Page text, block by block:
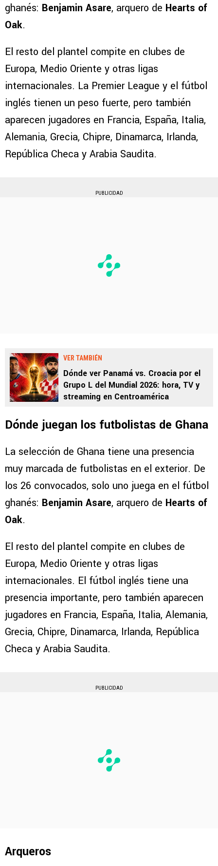
ghanés: Benjamin Asare, arquero de Hearts of
Oak.
El resto del plantel compite en clubes de
Europa, Medio Oriente y otras ligas
internacionales. La Premier League y el fútbol
inglés tienen un peso fuerte, pero también
aparecen jugadores en Francia, España, Italia,
Alemania, Grecia, Chipre, Dinamarca, Irlanda,
República Checa y Arabia Saudita.
PUBLICIDAD
VER TAMBIÉN
Dónde ver Panamá vs. Croacia por el
Grupo L del Mundial 2026: hora, TV y
streaming en Centroamérica
Dónde juegan los futbolistas de Ghana
La selección de Ghana tiene una presencia
muy marcada de futbolistas en el exterior. De
los 26 convocados, solo uno juega en el fútbol
ghanés: Benjamin Asare, arquero de Hearts of
Oak.
El resto del plantel compite en clubes de
Europa, Medio Oriente y otras ligas
internacionales. El fútbol inglés tiene una
presencia importante, pero también aparecen
jugadores en Francia, España, Italia, Alemania,
Grecia, Chipre, Dinamarca, Irlanda, República
Checa y Arabia Saudita.
PUBLICIDAD
Arqueros